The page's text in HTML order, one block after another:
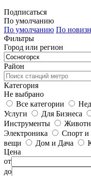
Подписаться
По умолчанию
По умолчанию По
Фильтры
Город или регион
Район
Категория
Не выбрано
Все категории
Услуги
Для Бизнеса
Инструменты
Электроника
Спорт и
вещи
Дом и Дача
Цена
от
до